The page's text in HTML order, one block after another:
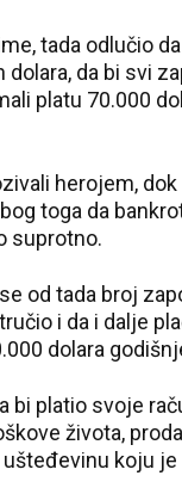
tada odlučio
dolara, da bi svi
platu 70.000
herojem,
toga da
suprotno.
od tada broj
i da i dalje
dolara
bi platio svoje
života,
koju